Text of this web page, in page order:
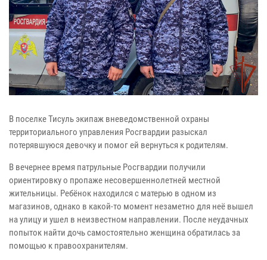
В поселке Тисуль экипаж вневедомственной охраны
территориального управления Росгвардии разыскал
потерявшуюся девочку и помог ей вернуться к родителям.
В вечернее время патрульные Росгвардии получили
ориентировку о пропаже несовершеннолетней местной
жительницы. Ребёнок находился с матерью в одном из
магазинов, однако в какой-то момент незаметно для неё вышел
на улицу и ушел в неизвестном направлении. После неудачных
попыток найти дочь самостоятельно женщина обратилась за
помощью к правоохранителям.